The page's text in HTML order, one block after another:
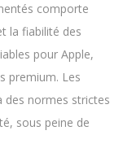
comporte
la fiabilité des
pour Apple,
premium. Les
des normes strictes
sous peine de